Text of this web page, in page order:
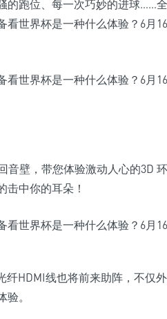
的跑位、每一次巧妙的进球……
音壁，带您体验激动人心的3D
击中你的耳朵！
纤HDMI线也将前来助阵，不仅
。